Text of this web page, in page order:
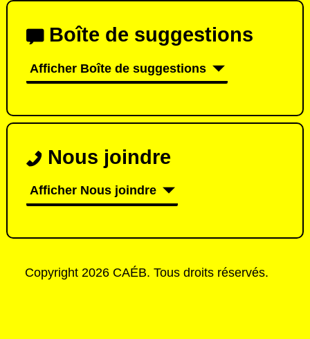
Boîte de suggestions
Afficher Boîte de suggestions
Nous joindre
Afficher Nous joindre
Copyright 2026 CAÉB. Tous droits réservés.